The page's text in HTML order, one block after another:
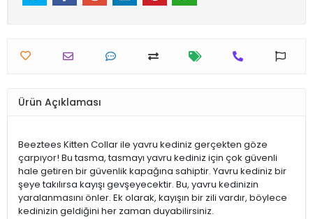
Ürün Açıklaması
Beeztees Kitten Collar ile yavru kediniz gerçekten göze
çarpıyor! Bu tasma, tasmayı yavru kediniz için çok güvenli
hale getiren bir güvenlik kapağına sahiptir. Yavru kediniz bir
şeye takılırsa kayışı gevşeyecektir. Bu, yavru kedinizin
yaralanmasını önler. Ek olarak, kayışın bir zili vardır, böylece
kedinizin geldiğini her zaman duyabilirsiniz.